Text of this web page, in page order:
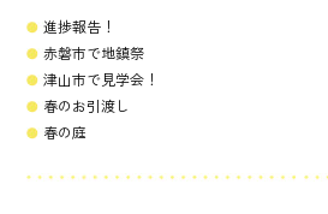
進捗報告！
赤磐市で地鎮祭
津山市で見学会！
春のお引渡し
春の庭